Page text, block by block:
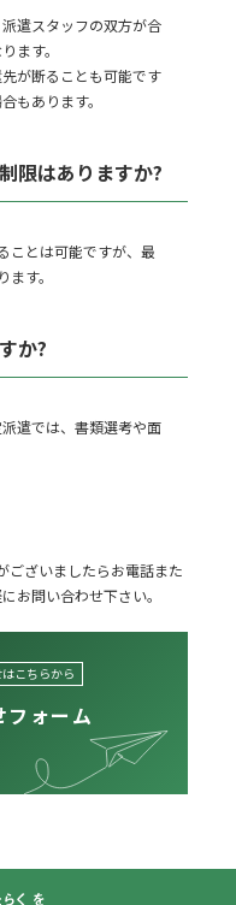
遣スタッフの双方が合
ます。
が断ることも可能です
もあります。
限はありますか?
ことは可能ですが、最
す。
か?
遣では、書類選考や面
ございましたらお電話また
お問い合わせ下さい。
こちらから
ォーム